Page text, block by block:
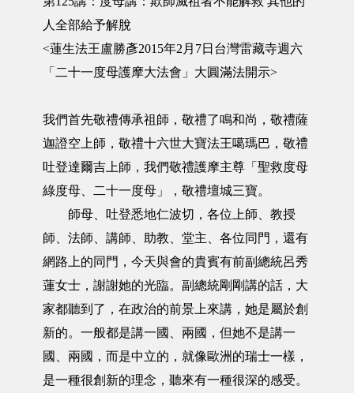
人全部給予解脫
<蓮生法王盧勝彥2015年2月7日台灣雷藏寺週六
「二十一度母護摩大法會」大圓滿法開示>
我們首先敬禮傳承祖師，敬禮了鳴和尚，敬禮薩
迦證空上師，敬禮十六世大寶法王噶瑪巴，敬禮
吐登達爾吉上師，我們敬禮護摩主尊「聖救度母
綠度母、二十一度母」，敬禮壇城三寶。
師母、吐登悉地仁波切，各位上師、教授
師、法師、講師、助教、堂主、各位同門，還有
網路上的同門，今天與會的貴賓有前副總統呂秀
蓮女士，謝謝她的光臨。副總統剛剛講的話，大
家都聽到了，在政治的前景上來講，她是屬於創
新的。一般都是講一國、兩國，但她不是講一
國、兩國，而是中立的，就像歐洲的瑞士一樣，
是一種很創新的理念，聽來有一種很深的感受。